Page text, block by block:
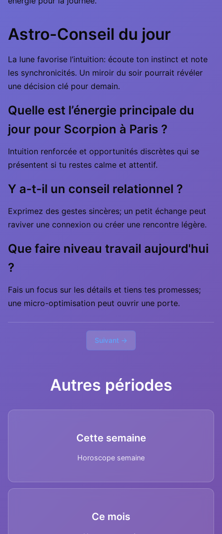
Astro-Conseil du jour
La lune favorise l’intuition: écoute ton instinct et note
les synchronicités. Un miroir du soir pourrait révéler
une décision clé pour demain.
Quelle est l’énergie principale du
jour pour Scorpion à Paris ?
Intuition renforcée et opportunités discrètes qui se
présentent si tu restes calme et attentif.
Y a-t-il un conseil relationnel ?
Exprimez des gestes sincères; un petit échange peut
raviver une connexion ou créer une rencontre légère.
Que faire niveau travail aujourd'hui
?
Fais un focus sur les détails et tiens tes promesses;
une micro-optimisation peut ouvrir une porte.
Suivant →
Autres périodes
Cette semaine
Horoscope semaine
Ce mois